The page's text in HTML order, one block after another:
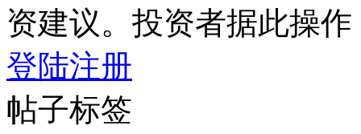
资建议。投资者据此操
登陆注册
帖子标签